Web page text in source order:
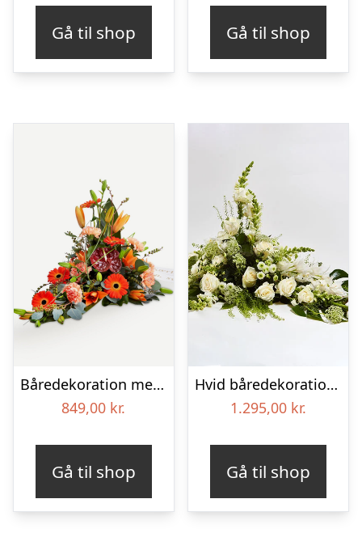
Gå til shop Gå til shop
Båredekoration med bånd
849,00 kr.
Gå til shop
Hvid båredekoration – Blomster til begravelse
1.295,00 kr.
Gå til shop